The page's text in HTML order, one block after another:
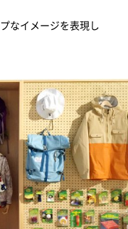
なイメージを表現し